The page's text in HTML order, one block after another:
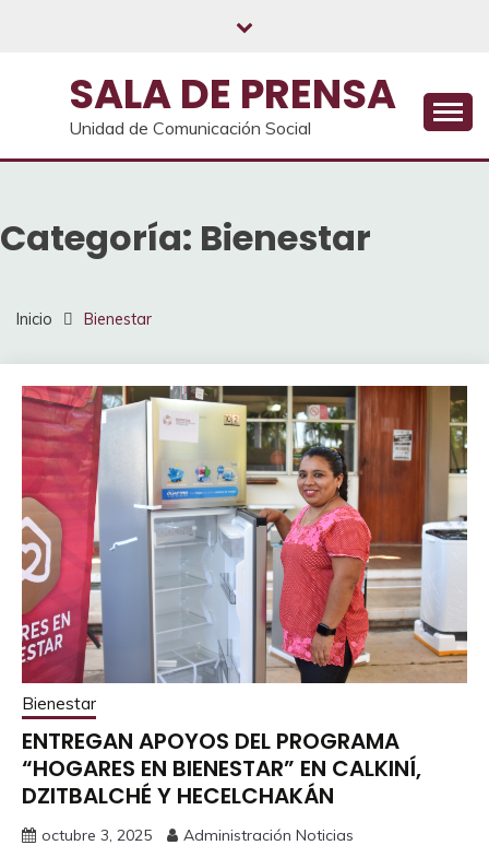
SALA DE PRENSA
Unidad de Comunicación Social
Categoría: Bienestar
Inicio Bienestar
Bienestar
ENTREGAN APOYOS DEL PROGRAMA
“HOGARES EN BIENESTAR” EN CALKINÍ,
DZITBALCHÉ Y HECELCHAKÁN
octubre 3, 2025 Administración Noticias